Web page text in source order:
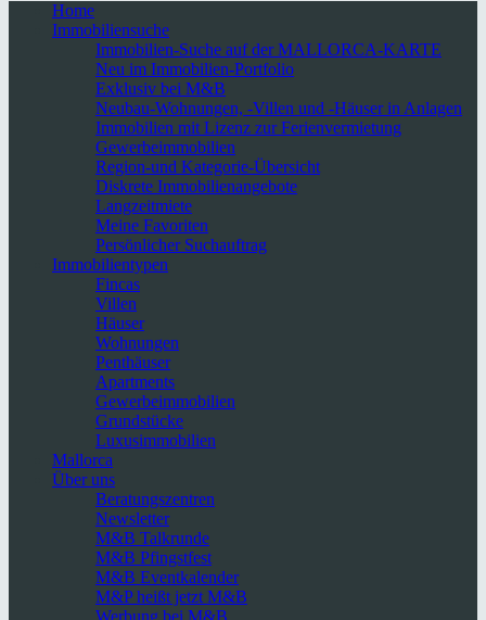
Home
Immobiliensuche
Immobilien-Suche auf der MALLORCA-KARTE
Neu im Immobilien-Portfolio
Exklusiv bei M&B
Neubau-Wohnungen, -Villen und -Häuser in Anlagen
Immobilien mit Lizenz zur Ferienvermietung
Gewerbeimmobilien
Region-und Kategorie-Übersicht
Diskrete Immobilienangebote
Langzeitmiete
Meine Favoriten
Persönlicher Suchauftrag
Immobilientypen
Fincas
Villen
Häuser
Wohnungen
Penthäuser
Apartments
Gewerbeimmobilien
Grundstücke
Luxusimmobilien
Mallorca
Über uns
Beratungszentren
Newsletter
M&B Talkrunde
M&B Pfingstfest
M&B Eventkalender
M&P heißt jetzt M&B